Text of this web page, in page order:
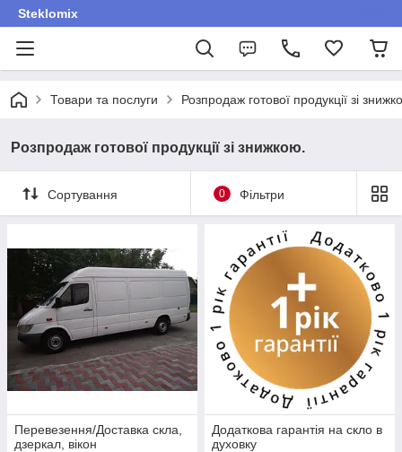
Steklomix
Товари та послуги Розпродаж готової продукції зі
Розпродаж готової продукції зі знижкою.
Сортування 0 Фільтри
Перевезення/Доставка скла,
дзеркал, вікон
Додаткова гарантія на скло в
духовку